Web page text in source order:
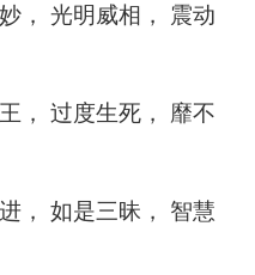
光明威相， 震动
过度生死， 靡不
如是三昧， 智慧